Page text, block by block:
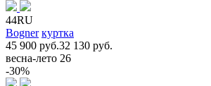
44RU
Bogner куртка
45 900 руб.32 130 руб.
весна-лето 26
-30%